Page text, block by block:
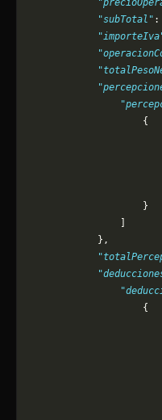
            "subTotal"
:
                    {
                    }
            },
                    {